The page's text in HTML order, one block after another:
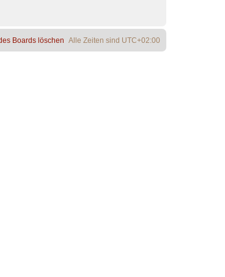
Alle Zeiten sind UTC+02:00
Boards löschen